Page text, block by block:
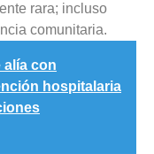
rara; incluso
comunitaria.
alía con
hospitalaria